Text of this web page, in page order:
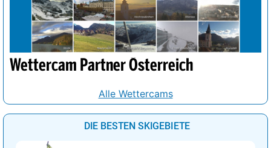
Wettercam Partner Österreich
Alle Wettercams
DIE BESTEN SKIGEBIETE